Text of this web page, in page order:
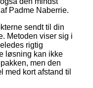
Padme Naberrie.
sendt til din
Metoden viser sig i
rigtig
løsning kan ikke
men den
kort afstand til